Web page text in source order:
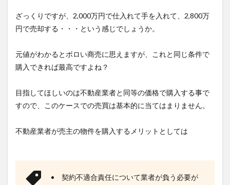
1.4
競売
物件
の入
手
2
のお
古物
件を
ざっくりですが、2,000万円で仕入れて手を入れて、2,800万
円で売却する・・・という感じでしょうか。
元値がわかるとボロい商売に思えますが、これと同じ条件で
購入できれば最高ですよね？
目指してほしいのは不動産業者と同等の価格で購入する事で
すので、このケースでの売買は基本的に当てはまりません。
不動産業者が売主の物件を購入するメリットとしては
契約不適合責任について業者が負う必要が